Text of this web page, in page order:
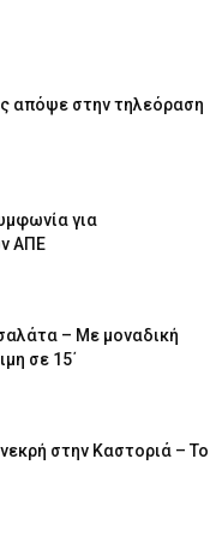
απόψε στην τηλεόραση
για
ΑΠΕ
– Με μοναδική
σε 15΄
στην Καστοριά – Το